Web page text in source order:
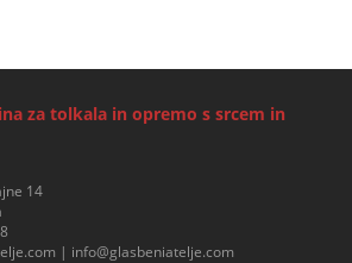
za tolkala in opremo s srcem in
14
| info@glasbeniatelje.com